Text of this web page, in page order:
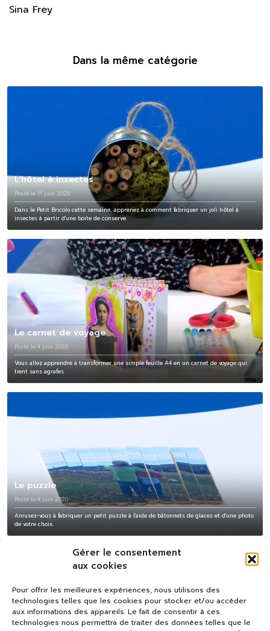
Gérer le consentement
aux cookies
Pour offrir les meilleures expériences, nous utilisons des
technologies telles que les cookies pour stocker et/ou accéder
aux informations des appareils. Le fait de consentir à ces
technologies nous permettra de traiter des données telles que le
Sina Frey
Dans la même catégorie
L'hôtel à insectes
Posté le 11 juin 2020
Dans le Petit Bricolo cette semaine, apprenez à comment fabriquer un joli hôtel à
insectes à partir d'une boite de conserve.
Le carnet de voyage
Posté le 4 juin 2020
Vous allez apprendre à transformer une simple feuille A4 en un carnet de voyage qui
tient sans agrafes.
Le puzzle
Posté le 4 juin 2020
Amusez-vous à fabriquer un petit puzzle à l'aide de bâtonnets de glaces et d'une photo
de votre choix.